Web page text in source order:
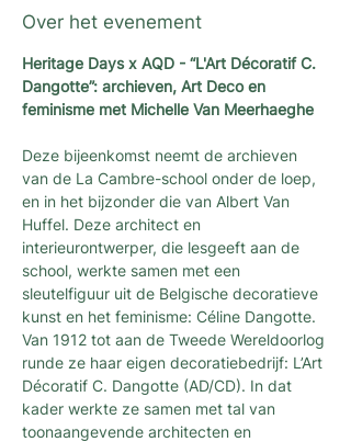
Over het evenement
Heritage Days x AQD - “L'Art Décoratif C.
Dangotte”: archieven, Art Deco en
feminisme met Michelle Van Meerhaeghe
Deze bijeenkomst neemt de archieven
van de La Cambre-school onder de loep,
en in het bijzonder die van Albert Van
Huffel. Deze architect en
interieurontwerper, die lesgeeft aan de
school, werkte samen met een
sleutelfiguur uit de Belgische decoratieve
kunst en het feminisme: Céline Dangotte.
Van 1912 tot aan de Tweede Wereldoorlog
runde ze haar eigen decoratiebedrijf: L’Art
Décoratif C. Dangotte (AD/CD). In dat
kader werkte ze samen met tal van
toonaangevende architecten en